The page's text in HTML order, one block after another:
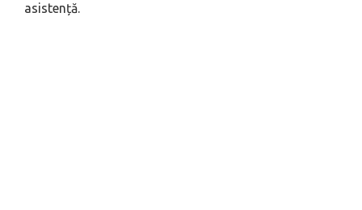
asistență.